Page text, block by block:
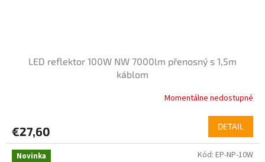
LED reflektor 100W NW 7000lm přenosný s 1,5m
káblom
Momentálne nedostupné
€27,60 DETAIL
Novinka Kód: EP-NP-10W